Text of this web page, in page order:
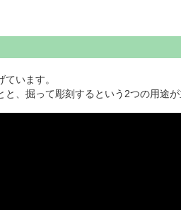
います。
、掘って彫刻するという2つの用途が